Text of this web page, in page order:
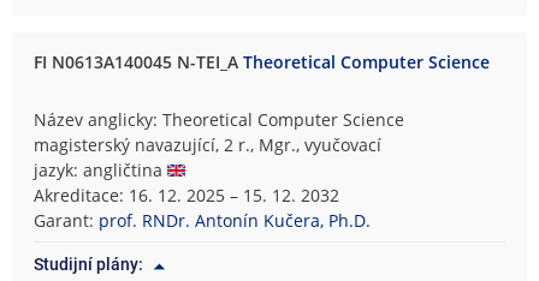
FI N0613A140045 N-TEI_ATheoretical Computer Science
Název anglicky: Theoretical Computer Science
magisterský navazující, 2 r., Mgr., vyučovací
jazyk: angličtina
Akreditace: 16. 12. 2025 – 15. 12. 2032
Garant: prof. RNDr. Antonín Kučera, Ph.D.
Studijní plány: